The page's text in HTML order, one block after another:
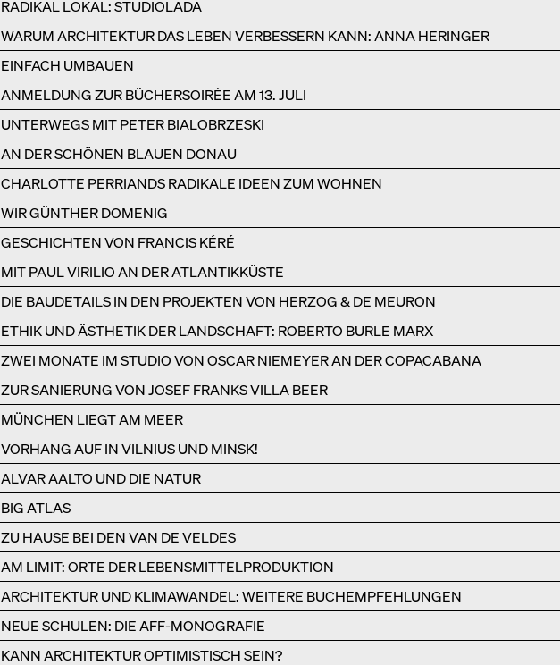
BÜCHERSOIRÉE!
RADIKAL LOKAL: STUDIOLADA
WARUM ARCHITEKTUR DAS LEBEN VERBESSERN KANN: ANNA HERINGER
EINFACH UMBAUEN
ANMELDUNG ZUR BÜCHERSOIRÉE AM 13. JULI
UNTERWEGS MIT PETER BIALOBRZESKI
AN DER SCHÖNEN BLAUEN DONAU
CHARLOTTE PERRIANDS RADIKALE IDEEN ZUM WOHNEN
WIR GÜNTHER DOMENIG
GESCHICHTEN VON FRANCIS KÉRÉ
MIT PAUL VIRILIO AN DER ATLANTIKKÜSTE
DIE BAUDETAILS IN DEN PROJEKTEN VON HERZOG & DE MEURON
ETHIK UND ÄSTHETIK DER LANDSCHAFT: ROBERTO BURLE MARX
ZWEI MONATE IM STUDIO VON OSCAR NIEMEYER AN DER COPACABANA
ZUR SANIERUNG VON JOSEF FRANKS VILLA BEER
MÜNCHEN LIEGT AM MEER
VORHANG AUF IN VILNIUS UND MINSK!
ALVAR AALTO UND DIE NATUR
BIG ATLAS
ZU HAUSE BEI DEN VAN DE VELDES
AM LIMIT: ORTE DER LEBENSMITTELPRODUKTION
ARCHITEKTUR UND KLIMAWANDEL: WEITERE BUCHEMPFEHLUNGEN
NEUE SCHULEN: DIE AFF-MONOGRAFIE
KANN ARCHITEKTUR OPTIMISTISCH SEIN?